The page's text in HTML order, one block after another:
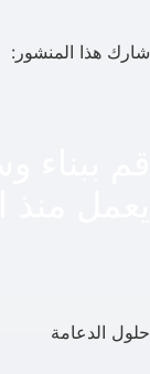
شارك هذا المنشور:
حلول الدعامة